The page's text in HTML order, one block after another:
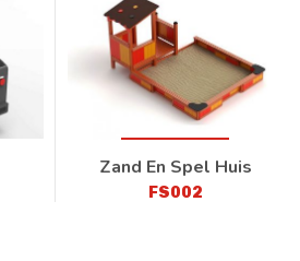
Zand En Spel Huis
FS002